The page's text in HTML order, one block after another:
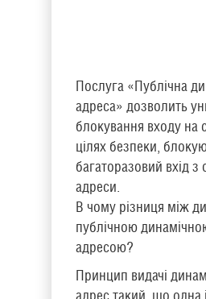
Послуга «Публічна
адреса» дозволить
блокування входу на
цілях безпеки,
багаторазовий вхід з
адреси.
В чому різниця між
публічною
адресою?
Принцип видачі
адрес такий, що одна